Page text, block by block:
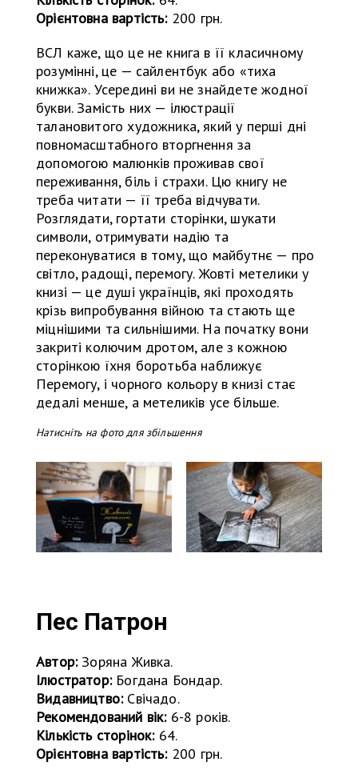
Орієнтовна вартість:200 грн.
ВСЛ каже, що це не книга в її класичному
розумінні, це — сайлентбук або «тиха
книжка». Усередині ви не знайдете жодної
букви. Замість них — ілюстрації
талановитого художника, який у перші дні
повномасштабного вторгнення за
допомогою малюнків проживав свої
переживання, біль і страхи. Цю книгу не
треба читати — її треба відчувати.
Розглядати, гортати сторінки, шукати
символи, отримувати надію та
переконуватися в тому, що майбутнє — про
світло, радощі, перемогу. Жовті метелики у
книзі — це душі українців, які проходять
крізь випробування війною та стають ще
міцнішими та сильнішими. На початку вони
закриті колючим дротом, але з кожною
сторінкою їхня боротьба наближує
Перемогу, і чорного кольору в книзі стає
дедалі менше, а метеликів усе більше.
Натисніть на фото для збільшення
Пес Патрон
Автор: Зоряна Живка.
Ілюстратор:Богдана Бондар.
Видавництво: Свічадо.
Рекомендований вік: 6-8 років.
Кількість сторінок: 64.
Орієнтовна вартість: 200 грн.